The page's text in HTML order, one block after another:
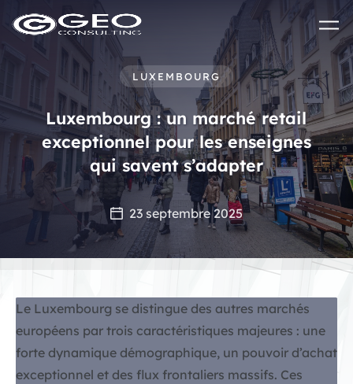
Skip to main content
LUXEMBOURG
Luxembourg : un marché retail
exceptionnel pour les enseignes
qui savent s’adapter
23 septembre 2025
Le Luxembourg se distingue des autres marchés
européens par trois caractéristiques majeures : une
forte dynamique démographique, un pouvoir d’achat
exceptionnel et des flux frontaliers massifs. Ces